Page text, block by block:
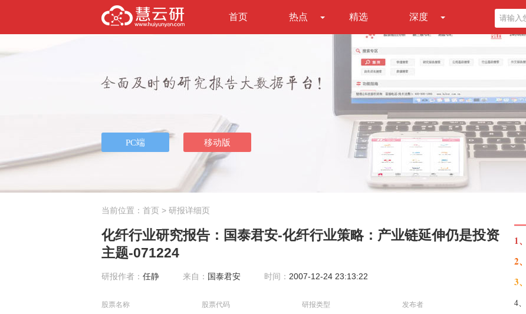
首页 热点 精选 深度
当前位置： 首页 > 研报详细页
化纤行业研究报告：国泰君安-化纤行业策略：产业链延伸仍是投资
主题-071224
研报作者： 任静 来自： 国泰君安 时间： 2007-12-24 23:13:22
股票名称 股票代码 研报类型 发布者
1
2
3
4、